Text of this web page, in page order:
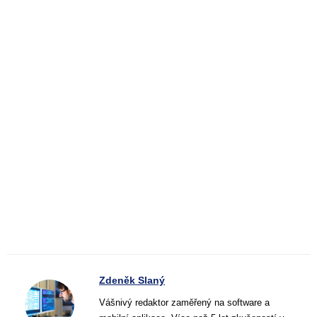
Zdeněk Slaný
Vášnivý redaktor zaměřený na software a